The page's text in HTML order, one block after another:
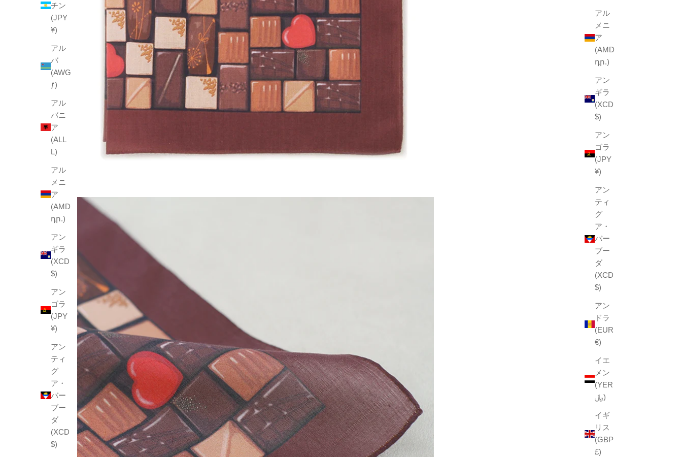
アル
メニ
ア
(AMD
դր.)
アン
ギラ
(XCD
$)
アン
ゴラ
(JPY
¥)
アン
ティ
グ
ア・
バー
ブー
ダ
(XCD
$)
アン
ドラ
(EUR
€)
イエ
メン
(YER
﷼)
イギ
リス
(GBP
£)
チン
(JPY
¥)
アル
バ
(AWG
ƒ)
アル
バニ
ア
(ALL
L)
アル
メニ
ア
(AMD
դր.)
アン
ギラ
(XCD
$)
アン
ゴラ
(JPY
¥)
アン
ティ
グ
ア・
バー
ブー
ダ
(XCD
$)